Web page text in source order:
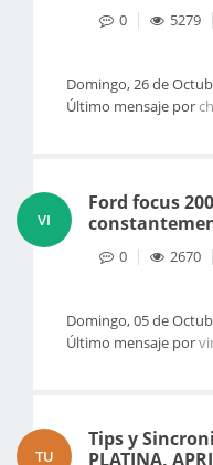
0 5279
Domingo, 26 de
Último mensaje por
VI
Ford focus
0 2670
Domingo, 05 de
Último mensaje por
TU
Tips y
PLATINA,